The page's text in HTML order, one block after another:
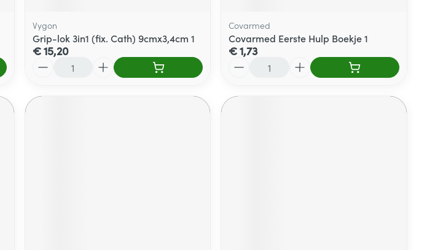
Vygon
Grip-lok 3in1 (fix. Cath) 9cmx3,4cm 1
€ 15,20
Covarmed
Covarmed Eerste Hulp Boekje 1
€ 1,73